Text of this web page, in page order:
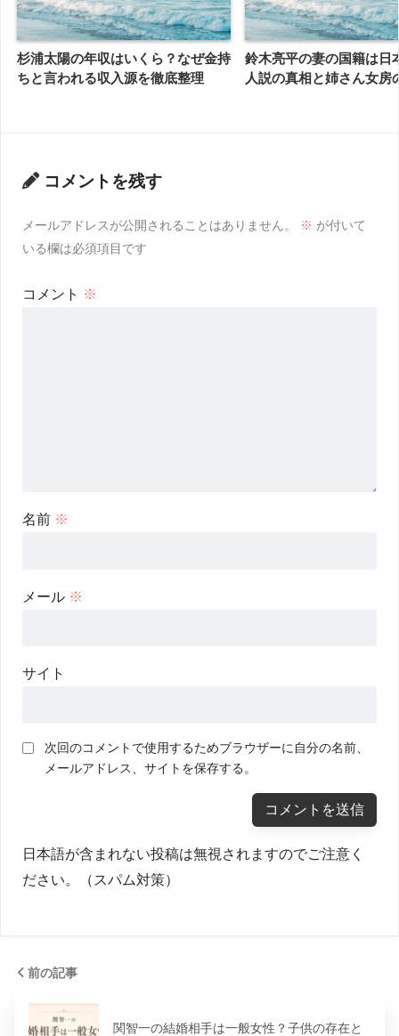
杉浦太陽の年収はいくら？なぜ金持
ちと言われる収入源を徹底整理
鈴木亮平の妻の国籍は日
人説の真相と姉さん女房
コメントを残す
メールアドレスが公開されることはありません。 ※ が付いて
いる欄は必須項目です
コメント ※
名前 ※
メール ※
サイト
次回のコメントで使用するためブラウザーに自分の名前、
メールアドレス、サイトを保存する。
日本語が含まれない投稿は無視されますのでご注意く
ださい。（スパム対策）
前の記事
関智一の結婚相手は一般女性？子供の存在と